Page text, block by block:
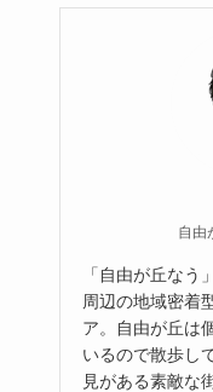
自由
「自由が丘なう
周辺の地域密着
ア。自由が丘は
いるので散歩し
見がある素敵な